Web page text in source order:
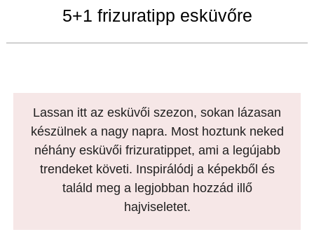
5+1 frizuratipp esküvőre
Lassan itt az esküvői szezon, sokan lázasan
készülnek a nagy napra. Most hoztunk neked
néhány esküvői frizuratippet, ami a legújabb
trendeket követi. Inspirálódj a képekből és
találd meg a legjobban hozzád illő
hajviseletet.